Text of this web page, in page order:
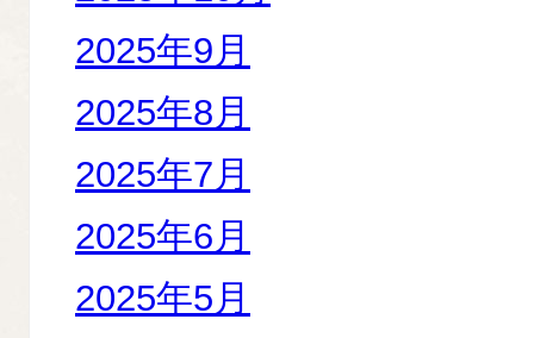
2025年9月
2025年8月
2025年7月
2025年6月
2025年5月